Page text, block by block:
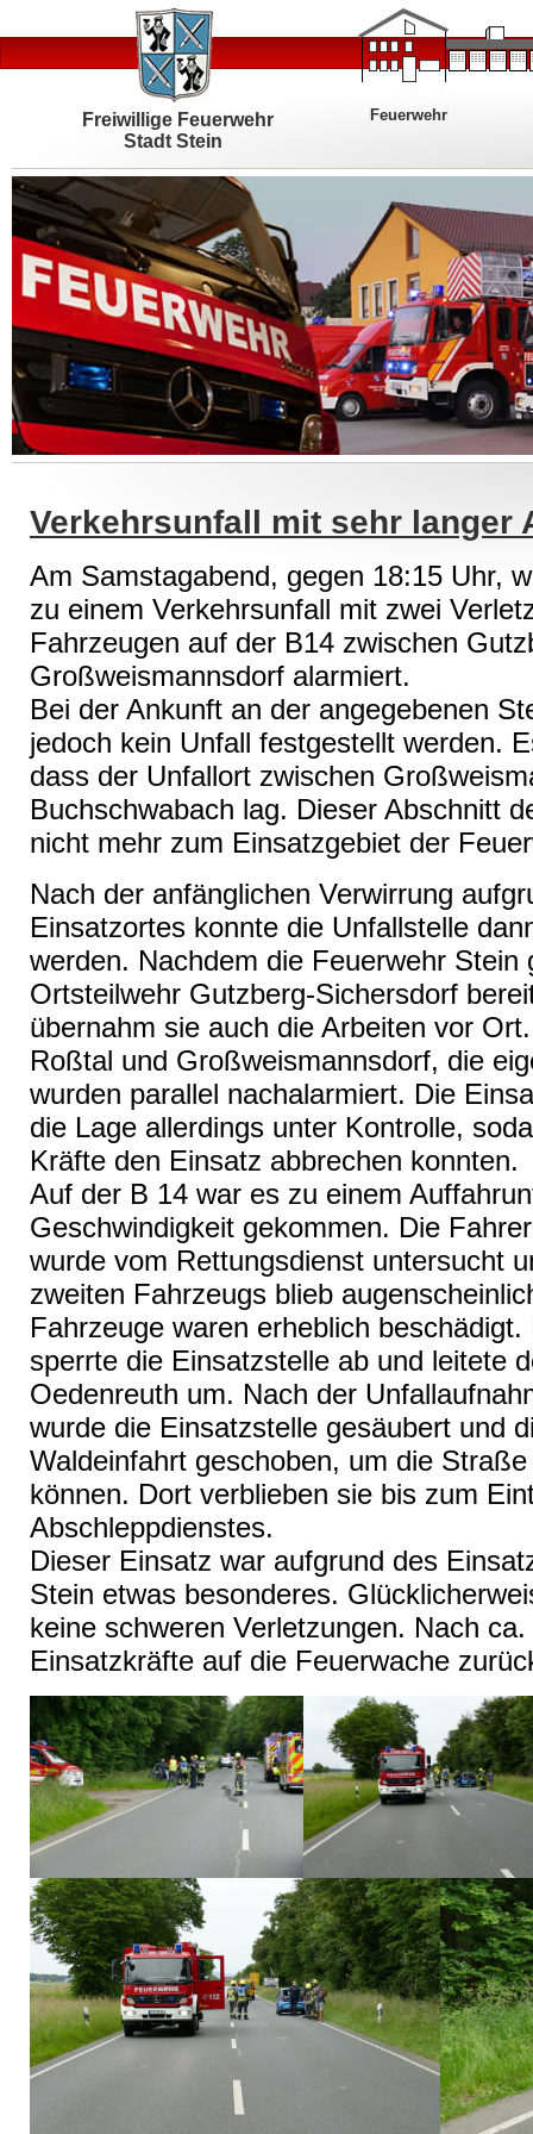
Freiwillige Feuerwehr
Stadt Stein
Feuerwehr
Verkehrsunfall mit sehr langer
Am Samstagabend, gegen 18:15 Uhr,
zu einem Verkehrsunfall mit zwei
Fahrzeugen auf der B14 zwischen
Großweismannsdorf alarmiert.
Bei der Ankunft an der angegebenen
jedoch kein Unfall festgestellt werden.
dass der Unfallort zwischen
Buchschwabach lag. Dieser Abschnitt
nicht mehr zum Einsatzgebiet der
Nach der anfänglichen Verwirrung
Einsatzortes konnte die Unfallstelle
werden. Nachdem die Feuerwehr Stein
Ortsteilwehr Gutzberg-Sichersdorf
übernahm sie auch die Arbeiten vor
Roßtal und Großweismannsdorf, die
wurden parallel nachalarmiert. Die
die Lage allerdings unter Kontrolle,
Kräfte den Einsatz abbrechen konnten.
Auf der B 14 war es zu einem
Geschwindigkeit gekommen. Die
wurde vom Rettungsdienst untersucht
zweiten Fahrzeugs blieb
Fahrzeuge waren erheblich
sperrte die Einsatzstelle ab und leitete
Oedenreuth um. Nach der
wurde die Einsatzstelle gesäubert und
Waldeinfahrt geschoben, um die
können. Dort verblieben sie bis zum
Abschleppdienstes.
Dieser Einsatz war aufgrund des
Stein etwas besonderes.
keine schweren Verletzungen. Nach
Einsatzkräfte auf die Feuerwache